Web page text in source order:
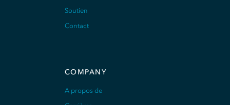
Soutien
Contact
COMPANY
A propos de